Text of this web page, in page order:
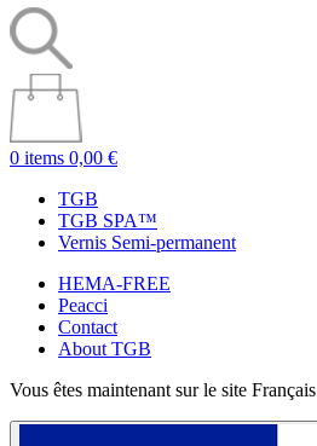
0 items 0,00 €
TGB
TGB SPA™
Vernis Semi-permanent
HEMA-FREE
Peacci
Contact
About TGB
Vous êtes maintenant sur le site Français